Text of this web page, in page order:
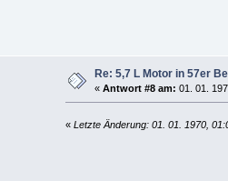
Re: 5,7 L Motor in 57er
« Antwort #8 am: 01. 01.
« Letzte Änderung: 01. 01. 1970,